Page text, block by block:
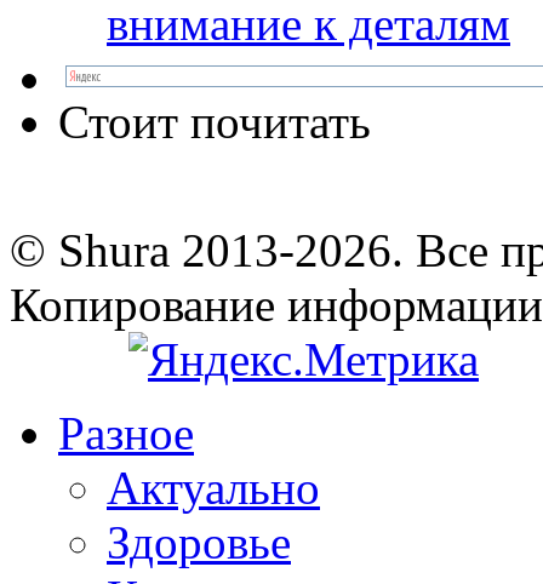
внимание к деталям
Стоит почитать
© Shura 2013-2026. Все
Копирование
Разное
Актуально
Здоровье